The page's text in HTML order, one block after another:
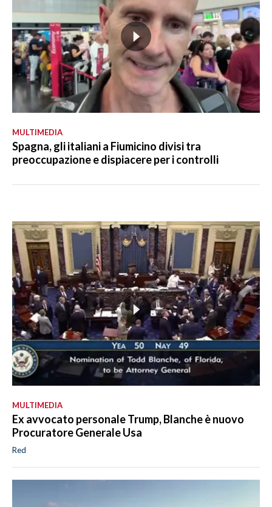
MULTIMEDIA
Spagna, gli italiani a Fiumicino divisi tra
preoccupazione e dispiacere per i controlli
MULTIMEDIA
Ex avvocato personale Trump, Blanche è nuovo
Procuratore Generale Usa
Red